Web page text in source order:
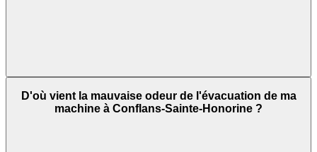
D'où vient la mauvaise odeur de l'évacuation de ma
machine à Conflans-Sainte-Honorine ?